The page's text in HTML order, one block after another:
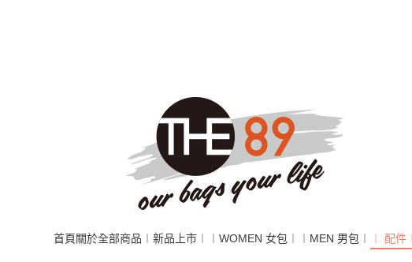
首頁關於全部商品 ︱新品上市︱ ︱WOMEN 女包︱ ︱MEN 男包︱ ︱ 配件︱